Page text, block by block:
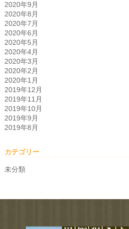
2020年9月
2020年8月
2020年7月
2020年6月
2020年5月
2020年4月
2020年3月
2020年2月
2020年1月
2019年12月
2019年11月
2019年10月
2019年9月
2019年8月
カテゴリー
未分類